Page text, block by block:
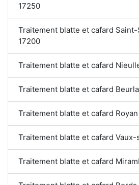
17250
Traitement blatte et cafard
17200
Traitement blatte et cafard
Traitement blatte et cafard
Traitement blatte et cafard
Traitement blatte et cafard
Traitement blatte et cafard